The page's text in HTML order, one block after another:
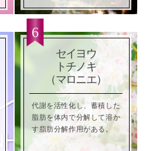
セイヨウ
トチノキ
（マロニエ）
代謝を活性化し、蓄積した
脂肪を体内で分解して溶か
す脂肪分解作用がある。